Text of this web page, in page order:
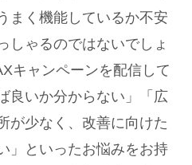
まく機能しているか不安
しゃるのではないでしょ
キャンペーンを配信して
良いか分からない」「広
が少なく、改善に向けた
」といったお悩みをお持